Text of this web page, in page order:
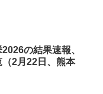
の結果速報、
2月22日、熊本